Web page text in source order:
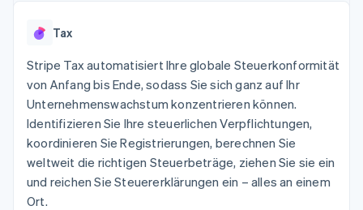
125
Zahlungen vor Ort
Authorization
Boost
Optimierung der
Autorisierungsraten
Link
Bezahlvorgang
Financial
Connections
Data Pipeline
Nach Branche
KI-Unternehmen
Creator Economy
Gaming
Bewirtung, Reisen und
So setzen Sie
nutzungsbasierte
Abrechnung um
Stablecoin-gestützte
Karten ausgeben: So
geht´s
Bereitstellung und
Verwaltung von
Diensten mit Agenten
Newsroom
Stripe Press
Kontakt
Sales-Team
kontaktieren
Tax
Stripe Tax automatisiert Ihre globale Steuerkonformität
von Anfang bis Ende, sodass Sie sich ganz auf Ihr
Unternehmenswachstum konzentrieren können.
Identifizieren Sie Ihre steuerlichen Verpflichtungen,
koordinieren Sie Registrierungen, berechnen Sie
weltweit die richtigen Steuerbeträge, ziehen Sie sie ein
und reichen Sie Steuererklärungen ein – alles an einem
Ort.